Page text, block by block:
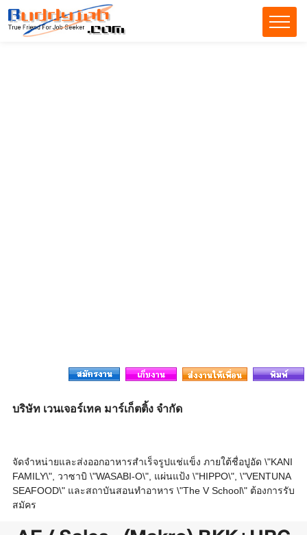
บริษัท เวนเจอร์เทค มาร์เก็ตติ้ง จำกัด
จัดจำหน่ายและส่งออกอาหารสำเร็จรูปแช่แข็ง ภายใต้ชื่อปูอัด \"KANI
FAMILY\", วาซาบิ \"WASABI-O\", แผ่นแป้ง \"HIPPO\", \"VENTUNA
SEAFOOD\" และสถาบันสอนทำอาหาร \"The V School\" ต้องการรับ
สมัคร